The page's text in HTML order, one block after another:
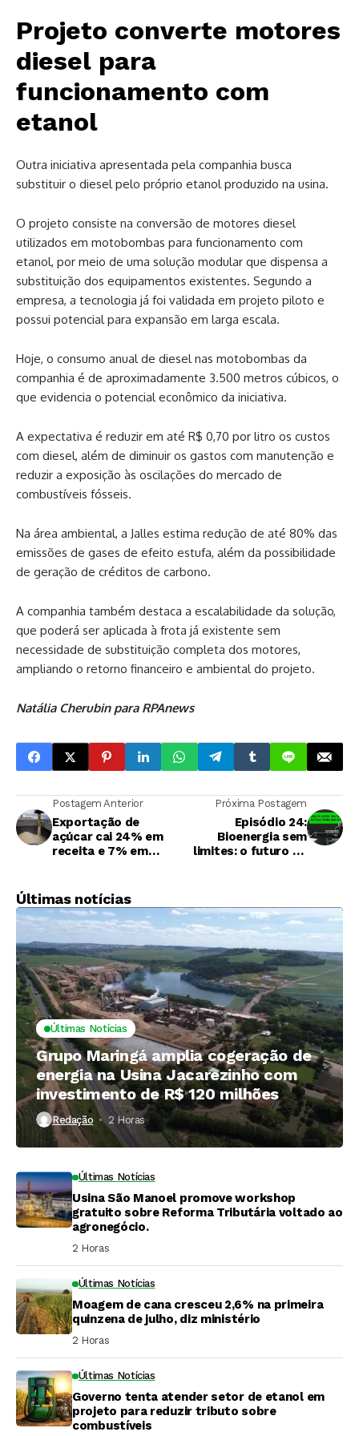
Projeto converte motores
diesel para
funcionamento com
etanol
Outra iniciativa apresentada pela companhia busca
substituir o diesel pelo próprio etanol produzido na usina.
O projeto consiste na conversão de motores diesel
utilizados em motobombas para funcionamento com
etanol, por meio de uma solução modular que dispensa a
substituição dos equipamentos existentes. Segundo a
empresa, a tecnologia já foi validada em projeto piloto e
possui potencial para expansão em larga escala.
Hoje, o consumo anual de diesel nas motobombas da
companhia é de aproximadamente 3.500 metros cúbicos, o
que evidencia o potencial econômico da iniciativa.
A expectativa é reduzir em até R$ 0,70 por litro os custos
com diesel, além de diminuir os gastos com manutenção e
reduzir a exposição às oscilações do mercado de
combustíveis fósseis.
Na área ambiental, a Jalles estima redução de até 80% das
emissões de gases de efeito estufa, além da possibilidade
de geração de créditos de carbono.
A companhia também destaca a escalabilidade da solução,
que poderá ser aplicada à frota já existente sem
necessidade de substituição completa dos motores,
ampliando o retorno financeiro e ambiental do projeto.
Natália Cherubin para RPAnews
Postagem Anterior
Exportação de
açúcar cai 24% em
receita e 7% em
Próxima Postagem
Episódio 24:
Bioenergia sem
limites: o futuro da
Últimas notícias
Últimas Notícias
Grupo Maringá amplia cogeração de
energia na Usina Jacarezinho com
investimento de R$ 120 milhões
Redação 2 Horas ⁮
Últimas Notícias
Usina São Manoel promove workshop
gratuito sobre Reforma Tributária voltado ao
agronegócio.
2 Horas ⁮
Últimas Notícias
Moagem de cana cresceu 2,6% na primeira
quinzena de julho, diz ministério
2 Horas ⁮
Últimas Notícias
Governo tenta atender setor de etanol em
projeto para reduzir tributo sobre
combustíveis